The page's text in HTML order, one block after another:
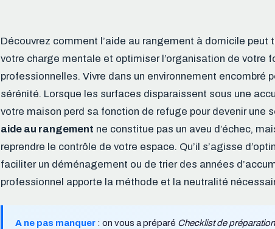
Découvrez comment l’aide au rangement à domicile peut
votre charge mentale et optimiser l’organisation de votre
professionnelles. Vivre dans un environnement encombré
sérénité. Lorsque les surfaces disparaissent sous une
votre maison perd sa fonction de refuge pour devenir une
aide au rangement ne constitue pas un aveu d’échec,
reprendre le contrôle de votre espace. Qu’il s’agisse
faciliter un déménagement ou de trier des années
professionnel apporte la méthode et la neutralité
A ne pas manquer : on vous a préparé Checklist de